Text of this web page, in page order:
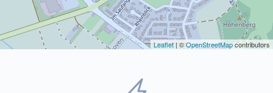
Leaflet| ©OpenStreetMapcontributors